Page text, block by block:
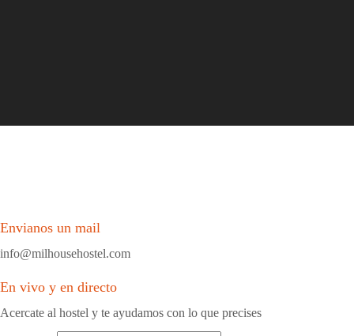
Envianos un mail
info@milhousehostel.com
En vivo y en directo
Acercate al hostel y te ayudamos con lo que precises